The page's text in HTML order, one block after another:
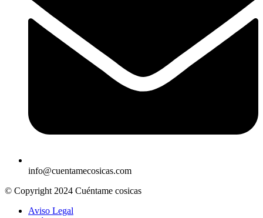
info@cuentamecosicas.com
© Copyright 2024 Cuéntame cosicas
Aviso Legal